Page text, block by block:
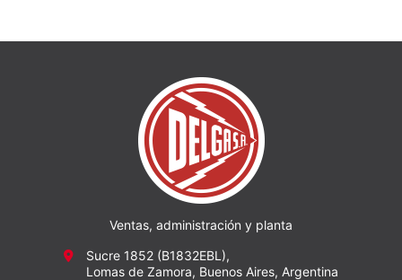
Ventas, administración y planta
Sucre 1852 (B1832EBL),
Lomas de Zamora, Buenos Aires, Argentina